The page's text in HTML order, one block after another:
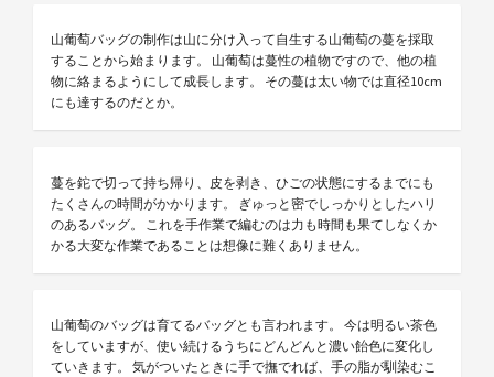
山葡萄バッグの制作は山に分け入って自生する山葡萄の蔓を採取
することから始まります。 山葡萄は蔓性の植物ですので、他の植
物に絡まるようにして成長します。 その蔓は太い物では直径10cm
にも達するのだとか。
蔓を鉈で切って持ち帰り、皮を剥き、ひごの状態にするまでにも
たくさんの時間がかかります。 ぎゅっと密でしっかりとしたハリ
のあるバッグ。 これを手作業で編むのは力も時間も果てしなくか
かる大変な作業であることは想像に難くありません。
山葡萄のバッグは育てるバッグとも言われます。 今は明るい茶色
をしていますが、使い続けるうちにどんどんと濃い飴色に変化し
ていきます。 気がついたときに手で撫でれば、手の脂が馴染むこ